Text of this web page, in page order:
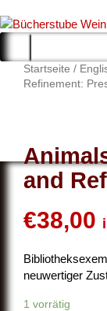
Startseite /
Refinement:
and
€38,00
neuwertiger
1 vorrätig